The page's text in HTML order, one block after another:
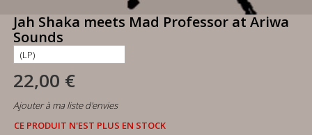
Jah Shaka meets Mad Professor at Ariwa
Sounds
22,00 €
Ajouter à ma liste d'envies
CE PRODUIT N'EST PLUS EN STOCK